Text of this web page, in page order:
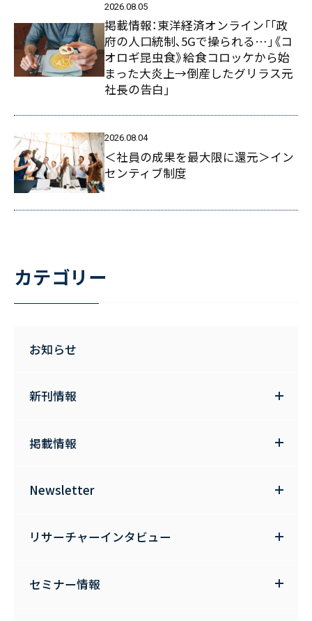
2026.08.05
掲載情報：東洋経済オンライン「｢政
府の人口統制､5Gで操られる…｣《コ
オロギ昆虫食》給食コロッケから始
まった大炎上→倒産したグリラス元
社長の告白」
2026.08.04
＜社員の成果を最大限に還元＞イン
センティブ制度
カテゴリー
お知らせ
新刊情報
掲載情報
Newsletter
リサーチャーインタビュー
セミナー情報